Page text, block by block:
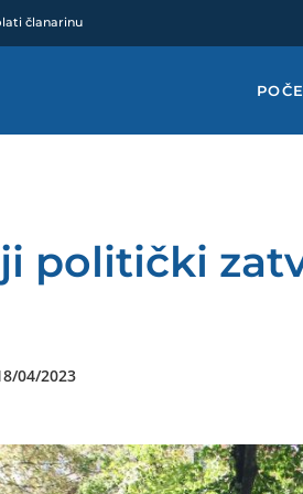
članarinu
politički
04/2023